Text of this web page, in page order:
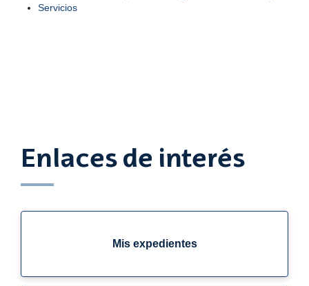
Servicios
Enlaces de interés
Mis expedientes